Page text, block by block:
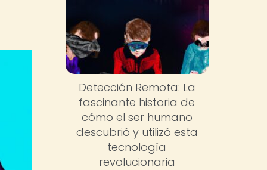
Detección Remota: La
fascinante historia de
cómo el ser humano
descubrió y utilizó esta
tecnología
revolucionaria